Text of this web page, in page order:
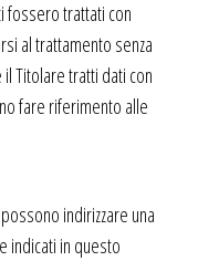
fossero trattati con
al trattamento senza
Titolare tratti dati con
fare riferimento alle
indirizzare una
indicati in questo